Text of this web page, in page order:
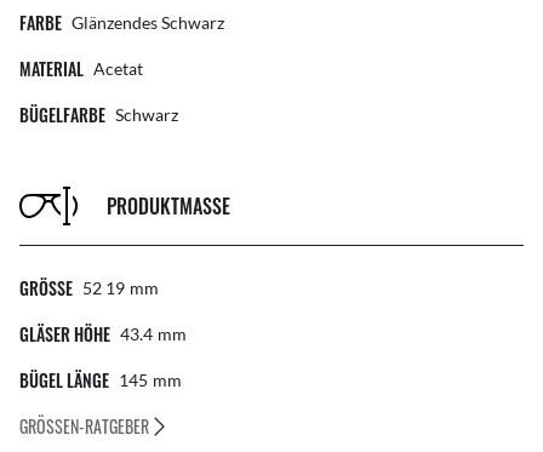
FARBE Glänzendes Schwarz
MATERIAL Acetat
BÜGELFARBE Schwarz
PRODUKTMASSE
GRÖSSE 52 19 Mm
GLÄSER HÖHE 43.4 Mm
BÜGEL LÄNGE 145 Mm
GRÖSSEN-RATGEBER